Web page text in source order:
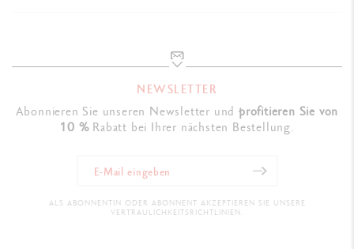
NEWSLETTER
Abonnieren Sie unseren Newsletter undprofitieren Sie von
10 %Rabatt bei Ihrer nächsten Bestellung.
ALS ABONNENTIN ODER ABONNENT AKZEPTIEREN SIE UNSERE
VERTRAULICHKEITSRICHTLINIEN.